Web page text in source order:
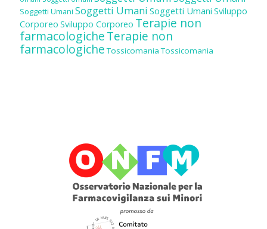
Soggetti Umani Soggetti Umani Soggetti Umani Sviluppo
Corporeo Sviluppo Corporeo Terapie non
farmacologicheTerapie non
farmacologiche Tossicomania Tossicomania